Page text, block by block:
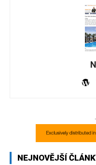
NEJNOVĚJŠÍ